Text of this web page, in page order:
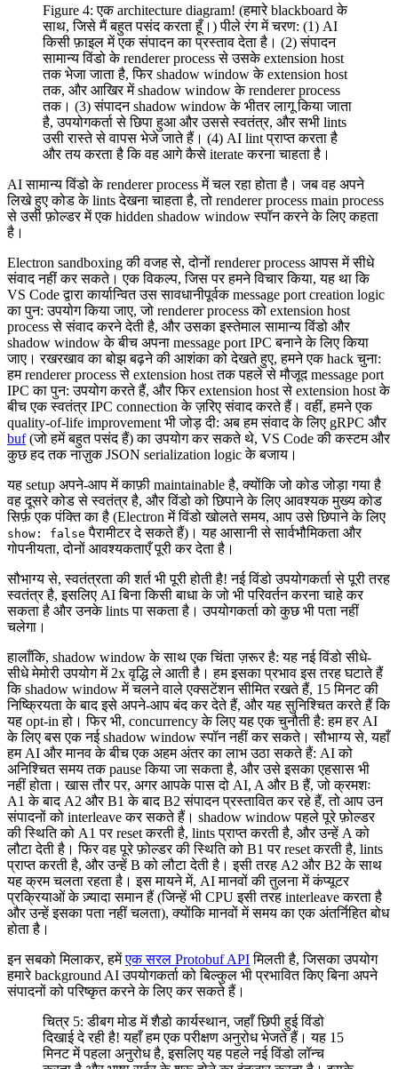
Figure 4: एक architecture diagram! (हमारे blackboard के
साथ, जिसे मैं बहुत पसंद करता हूँ।) पीले रंग में चरण: (1) AI
किसी फ़ाइल में एक संपादन का प्रस्ताव देता है। (2) संपादन
सामान्य विंडो के renderer process से उसके extension host
तक भेजा जाता है, फिर shadow window के extension host
तक, और आखिर में shadow window के renderer process
तक। (3) संपादन shadow window के भीतर लागू किया जाता
है, उपयोगकर्ता से छिपा हुआ और उससे स्वतंत्र, और सभी lints
उसी रास्ते से वापस भेजे जाते हैं। (4) AI lint प्राप्त करता है
और तय करता है कि वह आगे कैसे iterate करना चाहता है।
AI सामान्य विंडो के renderer process में चल रहा होता है। जब वह अपने
लिखे हुए कोड के lints देखना चाहता है, तो renderer process main process
से उसी फ़ोल्डर में एक hidden shadow window स्पॉन करने के लिए कहता
है।
Electron sandboxing की वजह से, दोनों renderer process आपस में सीधे
संवाद नहीं कर सकते। एक विकल्प, जिस पर हमने विचार किया, यह था कि
VS Code द्वारा कार्यान्वित उस सावधानीपूर्वक message port creation logic
का पुन: उपयोग किया जाए, जो renderer process को extension host
process से संवाद करने देती है, और उसका इस्तेमाल सामान्य विंडो और
shadow window के बीच अपना message port IPC बनाने के लिए किया
जाए। रखरखाव का बोझ बढ़ने की आशंका को देखते हुए, हमने एक hack चुना:
हम renderer process से extension host तक पहले से मौजूद message port
IPC का पुन: उपयोग करते हैं, और फिर extension host से extension host के
बीच एक स्वतंत्र IPC connection के ज़रिए संवाद करते हैं। वहीं, हमने एक
quality-of-life improvement भी जोड़ दी: अब हम संवाद के लिए gRPC और
buf(जो हमें बहुत पसंद हैं) का उपयोग कर सकते थे, VS Code की कस्टम और
कुछ हद तक नाज़ुक JSON serialization logic के बजाय।
यह setup अपने-आप में काफ़ी maintainable है, क्योंकि जो कोड जोड़ा गया है
वह दूसरे कोड से स्वतंत्र है, और विंडो को छिपाने के लिए आवश्यक मुख्य कोड
सिर्फ़ एक पंक्ति का है (Electron में विंडो खोलते समय, आप उसे छिपाने के लिए
show: false पैरामीटर दे सकते हैं)। यह आसानी से सार्वभौमिकता और
गोपनीयता, दोनों आवश्यकताएँ पूरी कर देता है।
सौभाग्य से, स्वतंत्रता की शर्त भी पूरी होती है! नई विंडो उपयोगकर्ता से पूरी तरह
स्वतंत्र है, इसलिए AI बिना किसी बाधा के जो भी परिवर्तन करना चाहे कर
सकता है और उनके lints पा सकता है। उपयोगकर्ता को कुछ भी पता नहीं
चलेगा।
हालाँकि, shadow window के साथ एक चिंता ज़रूर है: यह नई विंडो सीधे-
सीधे मेमोरी उपयोग में 2x वृद्धि ले आती है। हम इसका प्रभाव इस तरह घटाते हैं
कि shadow window में चलने वाले एक्सटेंशन सीमित रखते हैं, 15 मिनट की
निष्क्रियता के बाद इसे अपने-आप बंद कर देते हैं, और यह सुनिश्चित करते हैं कि
यह opt-in हो। फिर भी, concurrency के लिए यह एक चुनौती है: हम हर AI
के लिए बस एक नई shadow window स्पॉन नहीं कर सकते। सौभाग्य से, यहाँ
हम AI और मानव के बीच एक अहम अंतर का लाभ उठा सकते हैं: AI को
अनिश्चित समय तक pause किया जा सकता है, और उसे इसका एहसास भी
नहीं होता। खास तौर पर, अगर आपके पास दो AI, A और B हैं, जो क्रमशः
A1 के बाद A2 और B1 के बाद B2 संपादन प्रस्तावित कर रहे हैं, तो आप उन
संपादनों को interleave कर सकते हैं। shadow window पहले पूरे फ़ोल्डर
की स्थिति को A1 पर reset करती है, lints प्राप्त करती है, और उन्हें A को
लौटा देती है। फिर वह पूरे फ़ोल्डर की स्थिति को B1 पर reset करती है, lints
प्राप्त करती है, और उन्हें B को लौटा देती है। इसी तरह A2 और B2 के साथ
यह क्रम चलता रहता है। इस मायने में, AI मानवों की तुलना में कंप्यूटर
प्रक्रियाओं के ज़्यादा समान हैं (जिन्हें भी CPU इसी तरह interleave करता है
और उन्हें इसका पता नहीं चलता), क्योंकि मानवों में समय का एक अंतर्निहित बोध
होता है।
इन सबको मिलाकर, हमेंएक सरल Protobuf APIमिलती है, जिसका उपयोग
हमारे background AI उपयोगकर्ता को बिल्कुल भी प्रभावित किए बिना अपने
संपादनों को परिष्कृत करने के लिए कर सकते हैं।
चित्र 5: डीबग मोड में शैडो कार्यस्थान, जहाँ छिपी हुई विंडो
दिखाई दे रही है! यहाँ हम एक परीक्षण अनुरोध भेजते हैं। यह 15
मिनट में पहला अनुरोध है, इसलिए यह पहले नई विंडो लॉन्च